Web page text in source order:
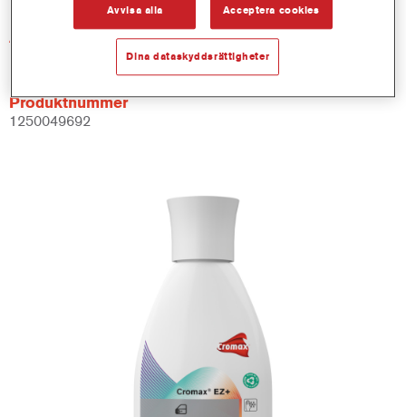
Artikelnummer
Produktnummer
1250049692
Avvisa alla Acceptera cookies
Dina dataskyddsrättigheter